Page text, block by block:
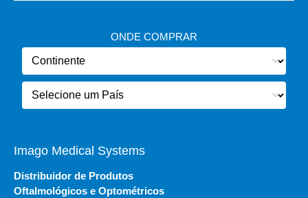
ONDE COMPRAR
Imago Medical Systems
Distribuidor de Produtos
Oftalmológicos e Optométricos